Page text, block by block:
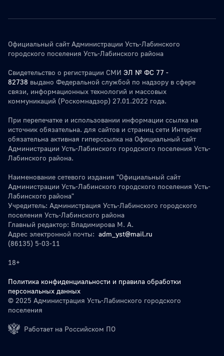
Официальный сайт Администрации Усть-Лабинского
городского поселения Усть-Лабинского района
Свидетельство о регистрации СМИ ЭЛ № ФС 77 -
82738 выдано Федеральной службой по надзору в сфере
связи, информационных технологий и массовых
коммуникаций (Роскомнадзор) 27.01.2022 года.
При перепечатке и использовании информации ссылка на
источник обязательна. для сайтов и страниц сети Интернет
обязательна активная гиперссылка на Официальный сайт
Администрации Усть-Лабинского городского поселения Усть-
Лабинского района.
Наименование сетевого издания "Официальный сайт
Администрации Усть-Лабинского городского поселения Усть-
Лабинского района"
Учредитель: Администрация Усть-Лабинского городского
поселения Усть-Лабинского района
Главный редактор: Владимирова М. А.
Адрес электронной почты: adm_yst@mail.ru
(86135) 5-03-11
18+
Политика конфиденциальности и правила обработки
персональных данных
© 2025 Администрация Усть-Лабинского городского
поселения
Работает на Российском ПО